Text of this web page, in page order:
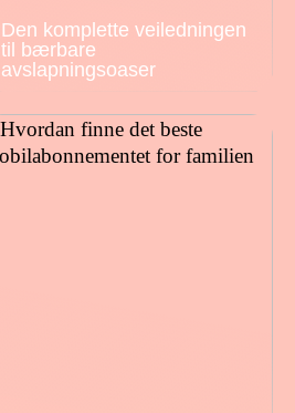
Den komplette veiledningen
til bærbare
avslapningsoaser